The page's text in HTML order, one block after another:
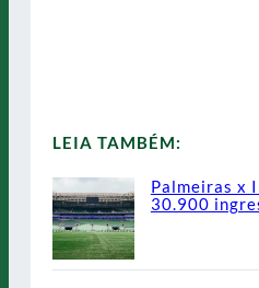
LEIA TAMBÉM:
Palmeiras x
30.900